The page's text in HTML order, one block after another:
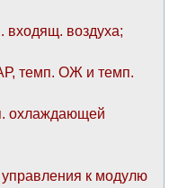
входящ. воздуха;
темп. ОЖ и темп.
охлаждающей
управления к модулю